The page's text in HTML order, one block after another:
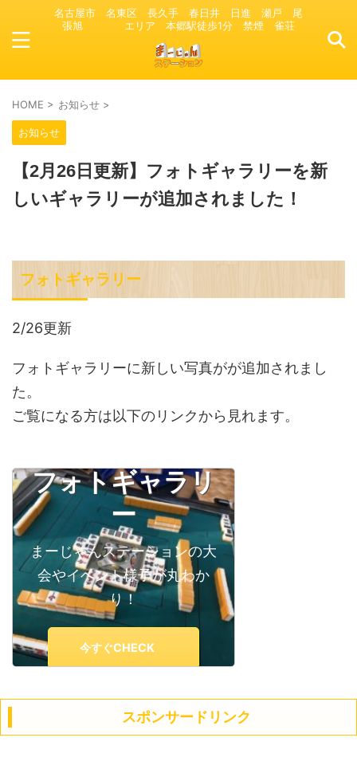
名古屋市 名東区 長久手 春日井 日進 瀬戸 尾
張旭 エリア 本郷駅徒歩1分 禁煙 雀荘
HOME > お知らせ >
お知らせ
【2月26日更新】フォトギャラリーを新
しいギャラリーが追加されました！
フォトギャラリー
2/26更新
フォトギャラリーに新しい写真がが追加されまし
た。
ご覧になる方は以下のリンクから見れます。
フォトギャラリ
ー
まーじゃんステーションの大
会やイベント様子が丸わか
り！
今すぐCHECK
スポンサードリンク